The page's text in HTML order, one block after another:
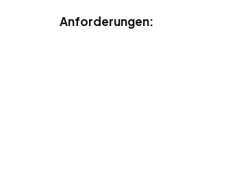
Anforderungen: